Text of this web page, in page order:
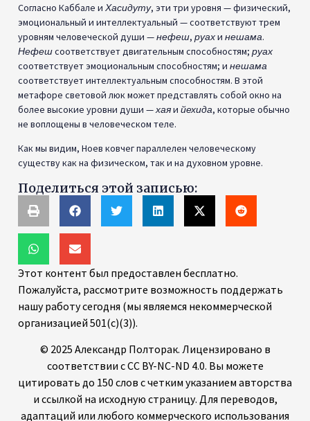
Согласно Каббале и Хасидуту, эти три уровня — физический,
эмоциональный и интеллектуальный — соответствуют трем
уровням человеческой души —нефеш, руахи нешама.
Нефешсоответствует двигательным способностям; руах
соответствует эмоциональным способностям; и нешама
соответствует интеллектуальным способностям. В этой
метафоре световой люк может представлять собой окно на
более высокие уровни души —хаяи йехида, которые обычно
не воплощены в человеческом теле.
Как мы видим, Ноев ковчег параллелен человеческому
существу как на физическом, так и на духовном уровне.
Поделиться этой записью:
Этот контент был предоставлен бесплатно.
Пожалуйста, рассмотрите возможность поддержать
нашу работу сегодня (мы являемся некоммерческой
организацией 501(c)(3)).
© 2025 Александр Полторак. Лицензировано в
соответствии с CC BY-NC-ND 4.0. Вы можете
цитировать до 150 слов с четким указанием авторства
и ссылкой на исходную страницу. Для переводов,
адаптаций или любого коммерческого использования